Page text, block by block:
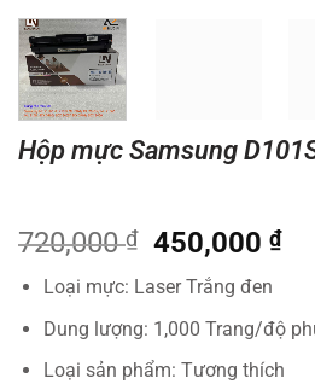
Hộp mực Samsung
720,000₫
Giá
gốc
là:
720,000 ₫.
450,000₫Giá
là:
Loại mực: Laser Trắng đen
Dung lượng: 1,000 Trang/độ
Loại sản phẩm: Tương thích